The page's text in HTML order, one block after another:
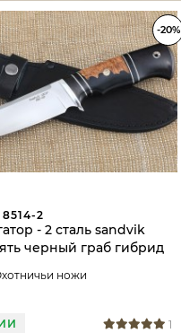
-20%
8514-2
- 2 сталь sandvik
черный граб гибрид
ножи
1